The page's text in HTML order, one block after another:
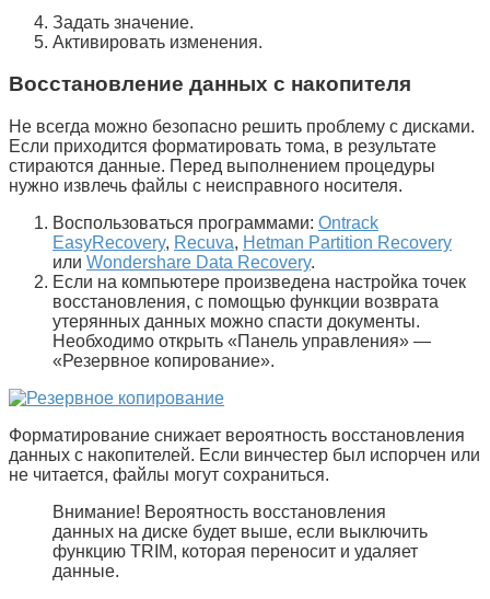
Задать значение.
Активировать изменения.
Восстановление данных с накопителя
Не всегда можно безопасно решить проблему с дисками.
Если приходится форматировать тома, в результате
стираются данные. Перед выполнением процедуры
нужно извлечь файлы с неисправного носителя.
Воспользоваться программами: Ontrack
EasyRecovery, Recuva, Hetman Partition Recovery
или Wondershare Data Recovery.
Если на компьютере произведена настройка точек
восстановления, с помощью функции возврата
утерянных данных можно спасти документы.
Необходимо открыть «Панель управления» —
«Резервное копирование».
Форматирование снижает вероятность восстановления
данных с накопителей. Если винчестер был испорчен или
не читается, файлы могут сохраниться.
Внимание! Вероятность восстановления
данных на диске будет выше, если выключить
функцию TRIM, которая переносит и удаляет
данные.